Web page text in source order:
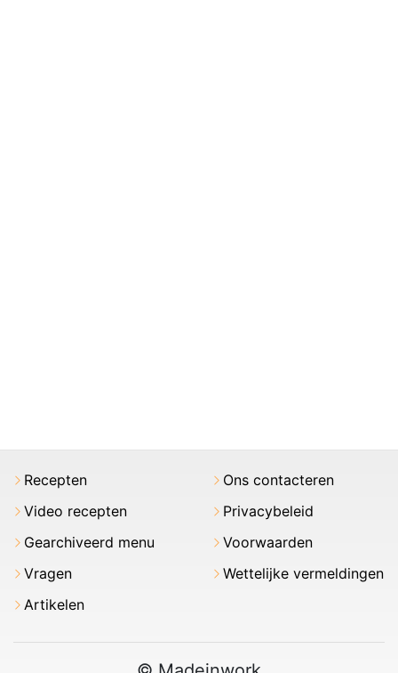
Recepten
Video recepten
Gearchiveerd menu
Vragen
Artikelen
Ons contacteren
Privacybeleid
Voorwaarden
Wettelijke vermeldingen